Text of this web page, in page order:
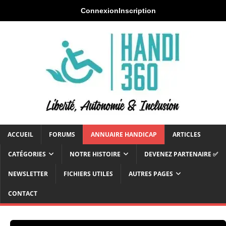
ConnexionInscription
ACCUEIL FORUMS ANNUAIRE HANDICAP ARTICLES
CATÉGORIES NOTRE HISTOIRE DEVENEZ PARTENAIRE ✅
NEWSLETTER FICHIERS UTILES AUTRES PAGES
CONTACT